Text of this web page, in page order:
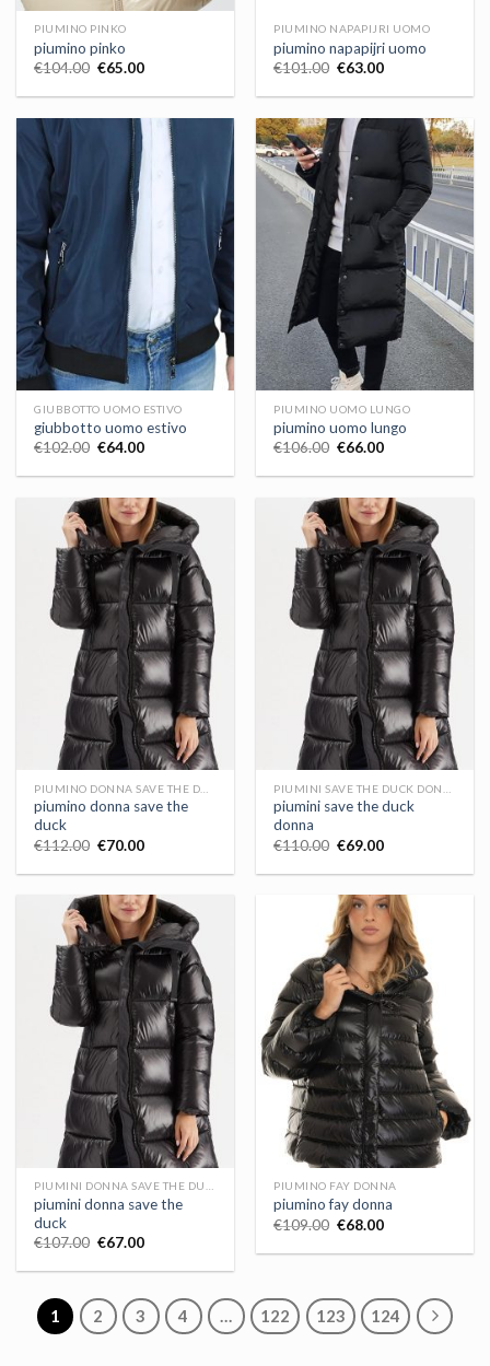
PIUMINO PINKO
piumino pinko
€104.00 €65.00
PIUMINO NAPAPIJRI UOMO
piumino napapijri uomo
€101.00 €63.00
GIUBBOTTO UOMO ESTIVO
giubbotto uomo estivo
€102.00 €64.00
PIUMINO UOMO LUNGO
piumino uomo lungo
€106.00 €66.00
piumino donna save the
duck
€112.00 €70.00
piumini save the duck
donna
€110.00 €69.00
piumini donna save the
duck
€107.00 €67.00
PIUMINO FAY DONNA
piumino fay donna
€109.00 €68.00
1 2 3 4 … 122 123 124